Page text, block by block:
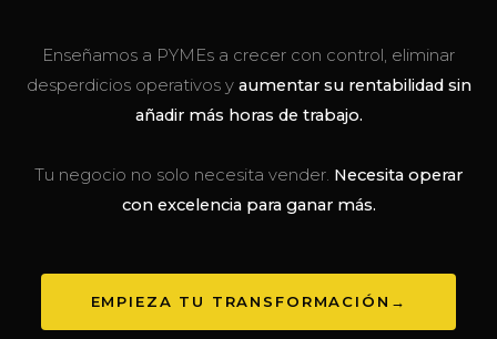
Enseñamos a PYMEs a crecer con control, eliminar
desperdicios operativos y aumentar su rentabilidad sin
añadir más horas de trabajo.
Tu negocio no solo necesita vender. Necesita operar
con excelencia para ganar más.
EMPIEZA TU TRANSFORMACIÓN →